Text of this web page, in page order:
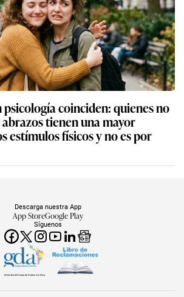
psicología coinciden: quienes no
tienen una mayor
estímulos físicos y no es por
Síguenos
Descarga nuestra App
App StoreGoogle Play
Miembro del Grupo de Diarios América